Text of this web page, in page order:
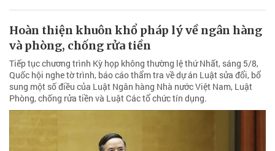
Hoàn thiện khuôn khổ pháp lý về ngân hàng
và phòng, chống rửa tiền
Tiếp tục chương trình Kỳ họp không thường lệ thứ Nhất, sáng 5/8,
Quốc hội nghe tờ trình, báo cáo thẩm tra về dự án Luật sửa đổi, bổ
sung một số điều của Luật Ngân hàng Nhà nước Việt Nam, Luật
Phòng, chống rửa tiền và Luật Các tổ chức tín dụng.